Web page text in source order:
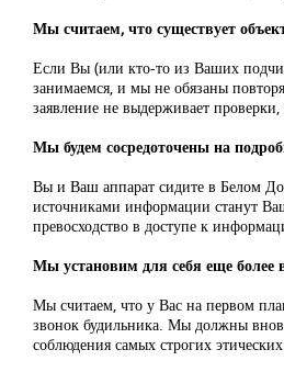
Мы считаем, что существует
Если Вы (или кто-то из Ваших
занимаемся, и мы не обязаны
заявление не выдерживает
Мы будем сосредоточены на
Вы и Ваш аппарат сидите в Белом
источниками информации станут
превосходство в доступе к
Мы установим для себя еще более
Мы считаем, что у Вас на первом
звонок будильника. Мы должны
соблюдения самых строгих